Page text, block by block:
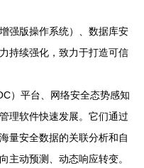
强版操作系统）、数据库安
持续强化，致力于打造可信
）平台、网络安全态势感知
理软件快速发展。它们通过
量安全数据的关联分析和自
主动预测、动态响应转变。